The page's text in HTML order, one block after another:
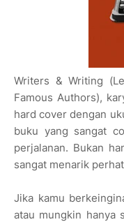
Writers & Writing
Famous Authors),
hard cover dengan
buku yang sangat
perjalanan. Bukan
sangat menarik
Jika kamu
atau mungkin hanya